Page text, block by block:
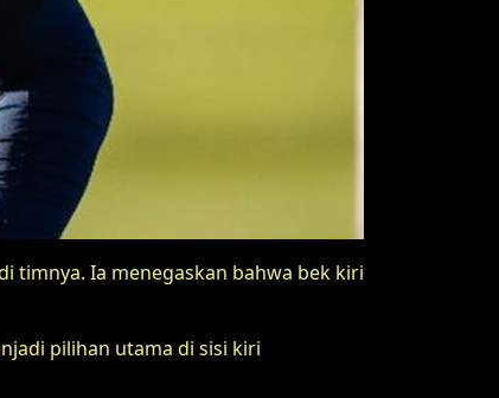
timnya. Ia menegaskan bahwa bek kiri
pilihan utama di sisi kiri